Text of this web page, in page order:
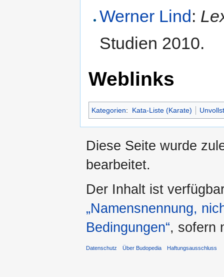
Werner Lind:
Studien 2010.
Weblinks
Kategorien: Kata-Liste (Karate)
Diese Seite wurde
bearbeitet.
Der Inhalt ist
„Namensnennung,
Bedingungen“, sofern
Datenschutz Über Budopedia Haftungsausschluss